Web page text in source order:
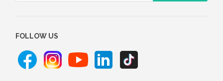
FOLLOW US